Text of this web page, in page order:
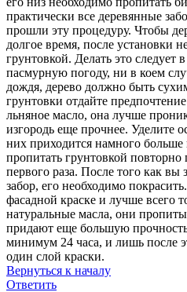
практически все деревянные
прошли эту процедуру. Чтобы
долгое время, после установки
грунтовкой. Делать это следует
пасмурную погоду, ни в коем
дождя, дерево должно быть
грунтовки отдайте
льняное масло, она лучше
изгородь еще прочнее. Уделите
них приходится намного
пропитать грунтовкой
первого раза. После того как вы
забор, его необходимо
фасадной краске и лучше всего
натуральные масла, они
придают еще большую
минимум 24 часа, и лишь после
один слой краски.
Вернуться к началу
Ответить
Ответить